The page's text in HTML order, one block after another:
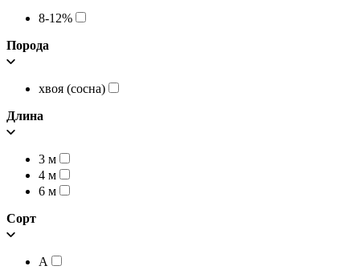
8-12%
Порода
хвоя (сосна)
Длина
3 м
4 м
6 м
Сорт
А